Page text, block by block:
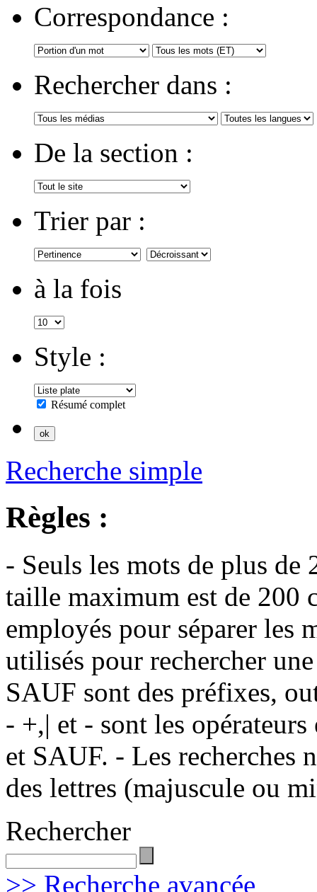
Correspondance :
Rechercher dans :
De la section :
Trier par :
à la fois
Style :
Résumé complet
Recherche simple
Règles :
- Seuls les mots de plus de
taille maximum est de 200
employés pour séparer les
utilisés pour rechercher
SAUF sont des préfixes,
- +,| et - sont les
et SAUF. - Les recherches
des lettres (majuscule ou
Rechercher
>> Recherche avancée